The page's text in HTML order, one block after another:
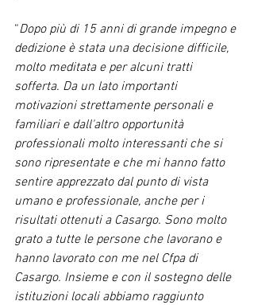
“Dopo più di 15 anni di grande impegno e
dedizione è stata una decisione difficile,
molto meditata e per alcuni tratti
sofferta. Da un lato importanti
motivazioni strettamente personali e
familiari e dall'altro opportunità
professionali molto interessanti che si
sono ripresentate e che mi hanno fatto
sentire apprezzato dal punto di vista
umano e professionale, anche per i
risultati ottenuti a Casargo. Sono molto
grato a tutte le persone che lavorano e
hanno lavorato con me nel Cfpa di
Casargo. Insieme e con il sostegno delle
istituzioni locali abbiamo raggiunto